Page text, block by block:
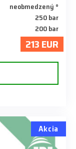
neobmedzený °
250 bar
200 bar
213 EUR
Akcia